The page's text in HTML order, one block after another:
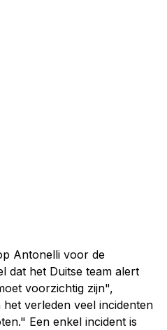
Antonelli voor de
dat het Duitse team alert
voorzichtig zijn",
verleden veel incidenten
Een enkel incident is